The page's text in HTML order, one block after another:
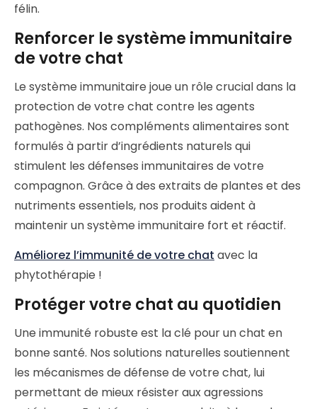
félin.
Renforcer le système immunitaire
de votre chat
Le système immunitaire joue un rôle crucial dans la
protection de votre chat contre les agents
pathogènes. Nos compléments alimentaires sont
formulés à partir d’ingrédients naturels qui
stimulent les défenses immunitaires de votre
compagnon. Grâce à des extraits de plantes et des
nutriments essentiels, nos produits aident à
maintenir un système immunitaire fort et réactif.
Améliorez l’immunité de votre chat avec la
phytothérapie !
Protéger votre chat au quotidien
Une immunité robuste est la clé pour un chat en
bonne santé. Nos solutions naturelles soutiennent
les mécanismes de défense de votre chat, lui
permettant de mieux résister aux agressions